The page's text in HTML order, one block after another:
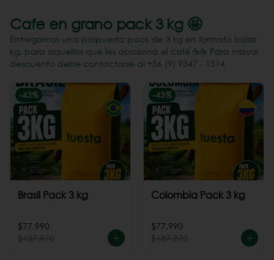
Cafe en grano pack 3 kg 🤩
Entregamos una propuesta pack de 3 kg en formato bolsa
kg, para aquellos que les apasiona el café ☕️☕️ Para mayor
descuento debe contactarse al +56 (9) 9347 - 1514
-43%
Brasil Pack 3 kg
$77.990
$137.970
-43%
Colombia Pack 3 kg
$77.990
$137.970